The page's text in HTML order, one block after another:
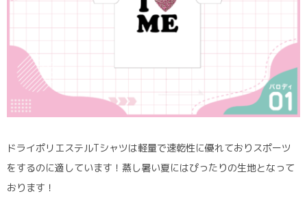
ドライポリエステルTシャツは軽量で速乾性に優れておりスポーツ
をするのに適しています！蒸し暑い夏にはぴったりの生地となって
おります！